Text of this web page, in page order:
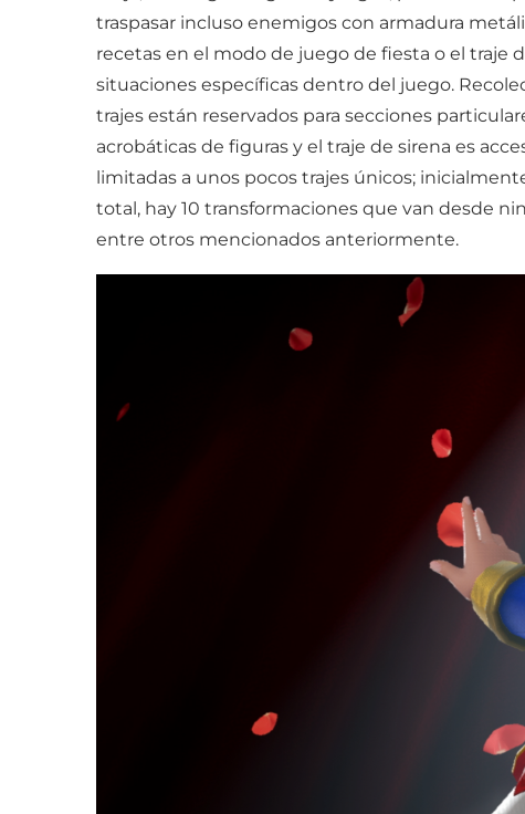
traspasar incluso enemigos con armadura
recetas en el modo de juego de fiesta o el traje
situaciones específicas dentro del juego.
trajes están reservados para secciones
acrobáticas de figuras y el traje de sirena es
limitadas a unos pocos trajes únicos;
total, hay 10 transformaciones que van desde
entre otros mencionados anteriormente.